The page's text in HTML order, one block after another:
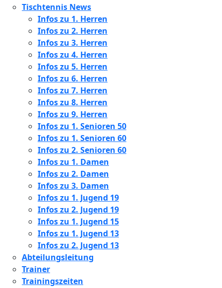
Tischtennis News
Infos zu 1. Herren
Infos zu 2. Herren
Infos zu 3. Herren
Infos zu 4. Herren
Infos zu 5. Herren
Infos zu 6. Herren
Infos zu 7. Herren
Infos zu 8. Herren
Infos zu 9. Herren
Infos zu 1. Senioren 50
Infos zu 1. Senioren 60
Infos zu 2. Senioren 60
Infos zu 1. Damen
Infos zu 2. Damen
Infos zu 3. Damen
Infos zu 1. Jugend 19
Infos zu 2. Jugend 19
Infos zu 1. Jugend 15
Infos zu 1. Jugend 13
Infos zu 2. Jugend 13
Abteilungsleitung
Trainer
Trainingszeiten